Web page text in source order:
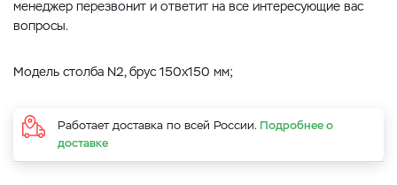
менеджер перезвонит и ответит на все интересующие вас
вопросы.
Модель столба N2, брус 150x150 мм;
Работает доставка по всей России. Подробнее о
доставке